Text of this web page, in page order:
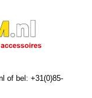
of bel: +31(0)85-